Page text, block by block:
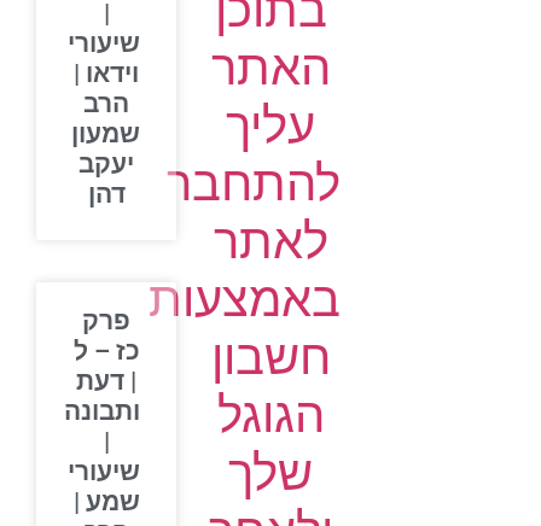
האתר
עליך
להתחבר
לאתר
באמצעות
חשבון
הגוגל
שלך
שיעורי
וידאו |
הרב
שמעון
יעקב
דהן
פרק
כז – ל
| דעת
ותבונה
שיעורי
שמע |